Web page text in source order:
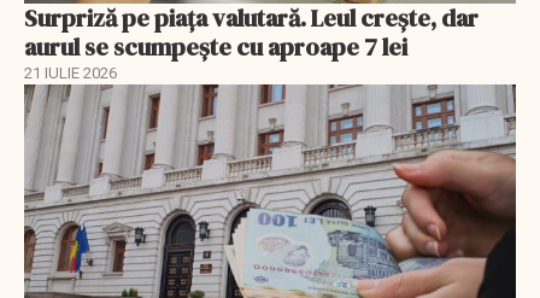
Surpriză pe piața valutară. Leul crește, dar
aurul se scumpește cu aproape 7 lei
21 IULIE 2026